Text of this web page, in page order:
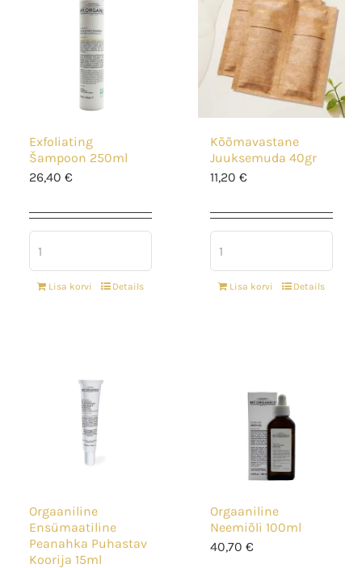
Exfoliating
Šampoon 250ml
26,40 €
Lisa korvi Details
Kõõmavastane
Juuksemuda 40gr
11,20 €
Lisa korvi Details
Orgaaniline
Ensümaatiline
Peanahka Puhastav
Koorija 15ml
Orgaaniline
Neemiõli 100ml
40,70 €